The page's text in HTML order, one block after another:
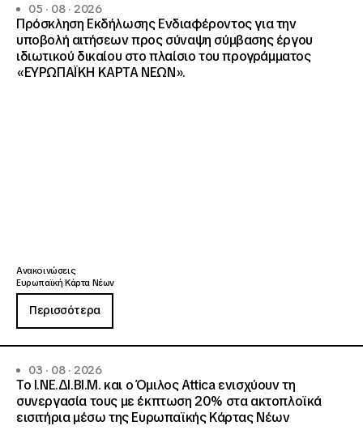
05 · 08 · 2026
Πρόσκληση Εκδήλωσης Ενδιαφέροντος για την
υποβολή αιτήσεων προς σύναψη σύμβασης έργου
ιδιωτικού δικαίου στο πλαίσιο του προγράμματος
«ΕΥΡΩΠΑΪΚΗ ΚΑΡΤΑ ΝΕΩΝ».
Ανακοινώσεις
Ευρωπαϊκή Κάρτα Νέων
Περισσότερα
03 · 08 · 2026
Το Ι.ΝΕ.ΔΙ.ΒΙ.Μ. και o Όμιλος Attica ενισχύουν τη
συνεργασία τους με έκπτωση 20% στα ακτοπλοϊκά
εισιτήρια μέσω της Ευρωπαϊκής Κάρτας Νέων